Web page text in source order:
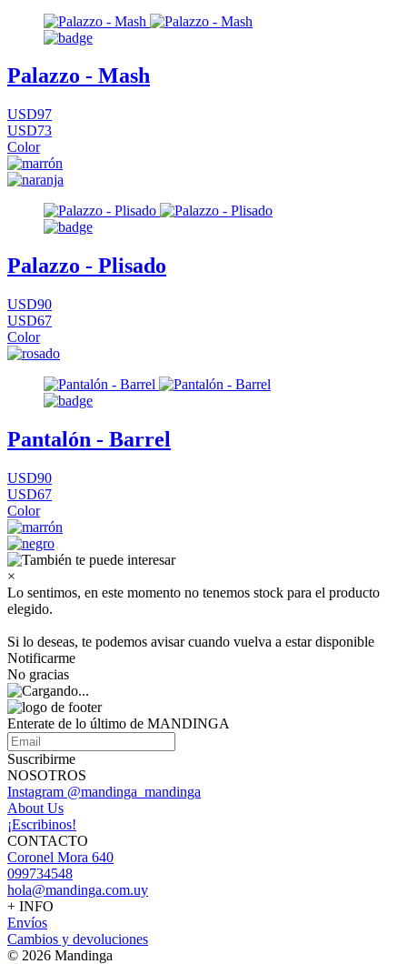
Palazzo - Mash
USD97
USD73
Color
Palazzo - Plisado
USD90
USD67
Color
Pantalón - Barrel
USD90
USD67
Color
×
Lo sentimos, en este momento no tenemos stock para el producto
elegido.
Si lo deseas, te podemos avisar cuando vuelva a estar disponible
Notificarme
No gracias
Enterate de lo último de MANDINGA
Suscribirme
NOSOTROS
Instagram @mandinga_mandinga
About Us
¡Escribinos!
CONTACTO
Coronel Mora 640
099734548
hola@mandinga.com.uy
+ INFO
Envíos
Cambios y devoluciones
© 2026 Mandinga